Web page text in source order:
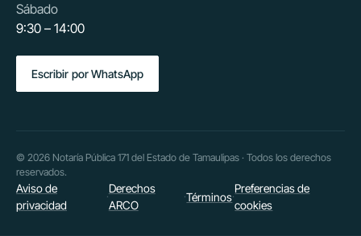
Sábado
9:30 – 14:00
Escribir por WhatsApp
© 2026 Notaría Pública 171 del Estado de Tamaulipas · Todos los derechos
reservados.
Aviso de
privacidad
·
Derechos
ARCO
·Términos·
Preferencias de
cookies